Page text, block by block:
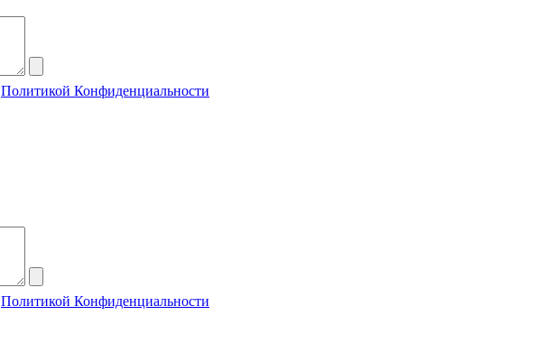
Политикой Конфиденциальности
Политикой Конфиденциальности